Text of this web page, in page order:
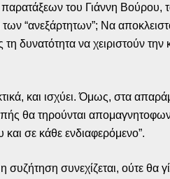
του Γιάννη Βούρου,
“ανεξάρτητων”; Να
δυνατότητα να χειριστούν
και ισχύει. Όμως, στα
θα τηρούνται
σε κάθε ενδιαφερόμενο”.
συνεχίζεται, ούτε